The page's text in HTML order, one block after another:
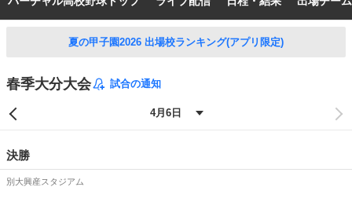
夏の甲子園2026 出場校ランキング(アプリ限定)
春季大分大会 試合の通知
決勝
別大興産スタジアム